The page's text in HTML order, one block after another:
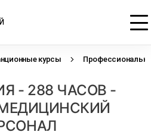
курсы
- 288 ЧАСОВ -
наши специалисты
с Вами
наши специалисты
с Вами
баллов 14 ЗЕТ
наши специалисты
Вас